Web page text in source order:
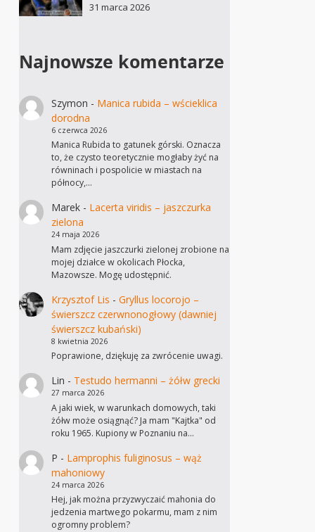
31 marca 2026
Najnowsze komentarze
Szymon - Manica rubida – wścieklica
dorodna
6 czerwca 2026
Manica Rubida to gatunek górski. Oznacza
to, że czysto teoretycznie mogłaby żyć na
równinach i pospolicie w miastach na
północy,…
Marek- Lacerta viridis – jaszczurka
zielona
24 maja 2026
Mam zdjęcie jaszczurki zielonej zrobione na
mojej działce w okolicach Płocka,
Mazowsze. Mogę udostępnić.
Krzysztof Lis - Gryllus locorojo –
świerszcz czerwnonogłowy (dawniej
świerszcz kubański)
8 kwietnia 2026
Poprawione, dziękuję za zwrócenie uwagi.
Lin - Testudo hermanni – żółw grecki
27 marca 2026
A jaki wiek, w warunkach domowych, taki
żółw może osiągnąć? Ja mam "Kajtka" od
roku 1965. Kupiony w Poznaniu na…
P - Lamprophis fuliginosus – wąż
mahoniowy
24 marca 2026
Hej, jak można przyzwyczaić mahonia do
jedzenia martwego pokarmu, mam z nim
ogromny problem?